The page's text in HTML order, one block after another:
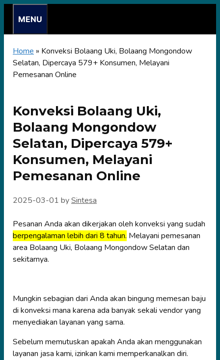
content
MENU
Home » Konveksi Bolaang Uki, Bolaang Mongondow
Selatan, Dipercaya 579+ Konsumen, Melayani
Pemesanan Online
Konveksi Bolaang Uki,
Bolaang Mongondow
Selatan, Dipercaya 579+
Konsumen, Melayani
Pemesanan Online
2025-03-01 bySintesa
Pesanan Anda akan dikerjakan oleh konveksi yang sudah
berpengalaman lebih dari 8 tahun. Melayani pemesanan
area Bolaang Uki, Bolaang Mongondow Selatan dan
sekitarnya.
Mungkin sebagian dari Anda akan bingung memesan baju
di konveksi mana karena ada banyak sekali vendor yang
menyediakan layanan yang sama.
Sebelum memutuskan apakah Anda akan menggunakan
layanan jasa kami, izinkan kami memperkanalkan diri.